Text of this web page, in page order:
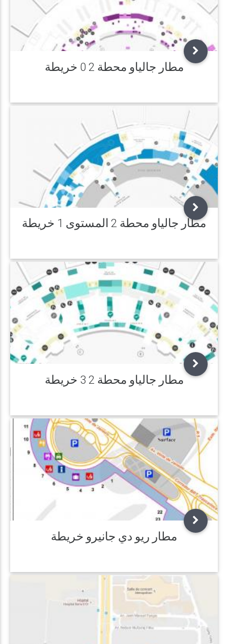
مطار جالياو محطة 2 0 خريطة
مطار جالياو محطة 2 المستوى 1 خريطة
مطار جالياو محطة 2 3 خريطة
مطار ريو دي جانيرو خريطة